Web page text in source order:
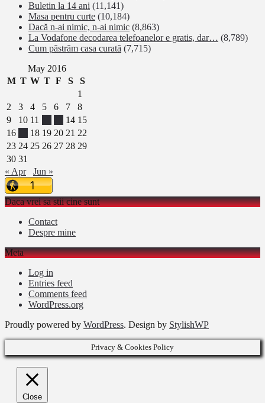
Buletin la 14 ani (11,141)
Masa pentru curte (10,184)
Dacă n-ai nimic, n-ai nimic (8,863)
La Vodafone decodarea telefoanelor e gratis, dar… (8,789)
Cum păstrăm casa curată (7,715)
May 2016
M T W T F S
S
1
2
3 4 5 6 7
8
9
10 11 14 15
16
18 19 20 21 22
23 24 25 26 27 28 29
30 31
« Apr
Jun »
Daca vrei sa stii cine sunt
Contact
Despre mine
Meta
Log in
Entries feed
Comments feed
WordPress.org
Proudly powered by WordPress. Design by StylishWP
Privacy & Cookies Policy
Close